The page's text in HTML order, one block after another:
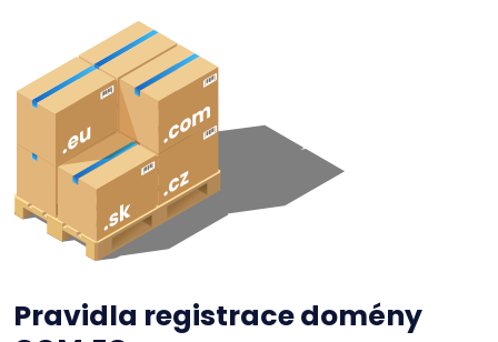
Pravidla registrace domény